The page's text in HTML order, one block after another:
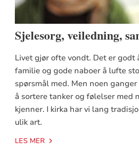
Sjelesorg, veiledning,
Livet gjør ofte vondt. Det er godt
familie og gode naboer å lufte
spørsmål med. Men noen
å sortere tanker og følelser med
kjenner. I kirka har vi lang
ulik art.
LES MER